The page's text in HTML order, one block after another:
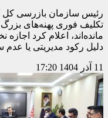
رئیس سازمان بازرسی کل
تکلیف فوری پهنه‌های
مانده‌اند، اعلام کرد اجازه
دلیل رکود مدیریتی یا
11 آذر 1404 17:20